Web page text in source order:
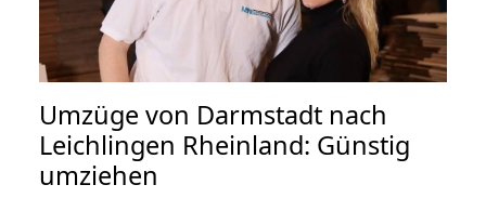
Umzüge von Darmstadt nach
Leichlingen Rheinland: Günstig
umziehen